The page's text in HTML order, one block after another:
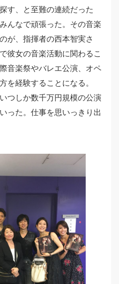
す、と至難の連続だった
んなで頑張った。その音楽
が、指揮者の西本智実さ
彼女の音楽活動に関わるこ
音楽祭やバレエ公演、オペ
を経験することになる。
つしか数千万円規模の公演
った。仕事を思いっきり出